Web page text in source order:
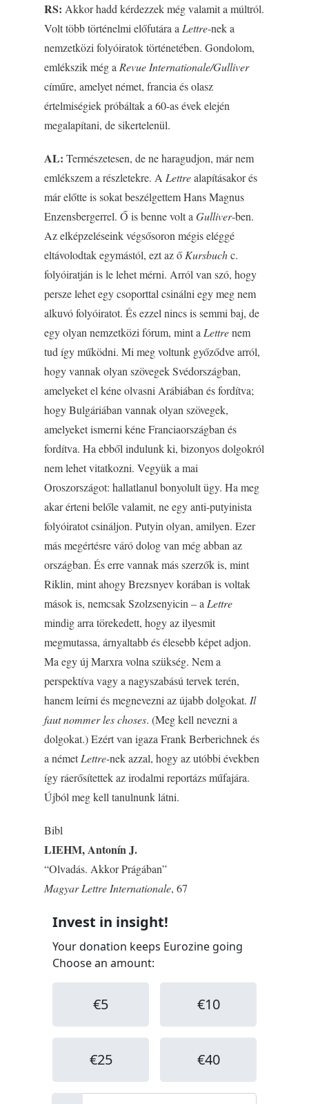
RS: Akkor hadd kérdezzek még valamit a múltról.
Volt több történelmi előfutára a Lettre-nek a
nemzetközi folyóiratok történetében. Gondolom,
emlékszik még a Revue Internationale/Gulliver
címűre, amelyet német, francia és olasz
értelmiségiek próbáltak a 60-as évek elején
megalapítani, de sikertelenül.
AL: Természetesen, de ne haragudjon, már nem
emlékszem a részletekre. A Lettrealapításakor és
már előtte is sokat beszélgettem Hans Magnus
Enzensbergerrel. Ő is benne volt a Gulliver-ben.
Az elképzeléseink végsősoron mégis eléggé
eltávolodtak egymástól, ezt az ő Kursbuchc.
folyóiratján is le lehet mérni. Arról van szó, hogy
persze lehet egy csoporttal csinálni egy meg nem
alkuvó folyóiratot. És ezzel nincs is semmi baj, de
egy olyan nemzetközi fórum, mint a Lettrenem
tud így működni. Mi meg voltunk győződve arról,
hogy vannak olyan szövegek Svédországban,
amelyeket el kéne olvasni Arábiában és fordítva;
hogy Bulgáriában vannak olyan szövegek,
amelyeket ismerni kéne Franciaországban és
fordítva. Ha ebből indulunk ki, bizonyos dolgokról
nem lehet vitatkozni. Vegyük a mai
Oroszországot: hallatlanul bonyolult ügy. Ha meg
akar érteni belőle valamit, ne egy anti-putyinista
folyóiratot csináljon. Putyin olyan, amilyen. Ezer
más megértésre váró dolog van még abban az
országban. És erre vannak más szerzők is, mint
Riklin, mint ahogy Brezsnyev korában is voltak
mások is, nemcsak Szolzsenyicin – a Lettre
mindig arra törekedett, hogy az ilyesmit
megmutassa, árnyaltabb és élesebb képet adjon.
Ma egy új Marxra volna szükség. Nem a
perspektíva vagy a nagyszabású tervek terén,
hanem leírni és megnevezni az újabb dolgokat. Il
faut nommer les choses. (Meg kell nevezni a
dolgokat.) Ezért van igaza Frank Berberichnek és
a németLettre-nek azzal, hogy az utóbbi években
így ráerősítettek az irodalmi reportázs műfajára.
Újból meg kell tanulnunk látni.
Bibl
LIEHM, Antonín J.
“Olvadás. Akkor Prágában”
Magyar Lettre Internationale, 67